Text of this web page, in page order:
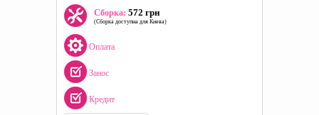
Сборка: 572 грн
(Сборка доступна для Киева)
Оплата
Занос
Кредит